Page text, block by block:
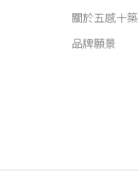
關於五感十築
品牌願景